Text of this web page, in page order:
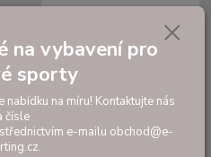
Hledat
0,00 Kč
na vybavení pro
sporty
nabídku na míru! Kontaktujte nás
čísle
e-mailu obchod@e-